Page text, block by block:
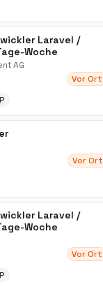
Laravel /
Woche
AG
Vor Ort
Vor Ort
Laravel /
Woche
Vor Ort